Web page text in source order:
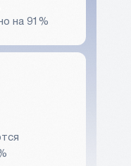
на 91%